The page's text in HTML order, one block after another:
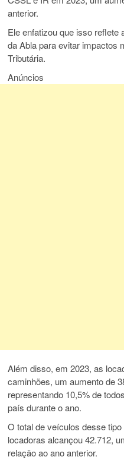
anterior.
Ele enfatizou que isso reflete
da Abla para evitar impactos
Tributária.
Anúncios
Além disso, em 2023, as
caminhões, um aumento de
representando 10,5% de
país durante o ano.
O total de veículos desse
locadoras alcançou 42.712,
relação ao ano anterior.